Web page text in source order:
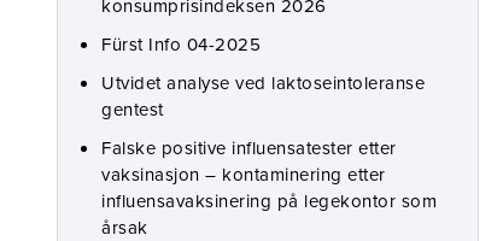
konsumprisindeksen 2026
Fürst Info 04-2025
Utvidet analyse ved laktoseintoleranse
gentest
Falske positive influensatester etter
vaksinasjon – kontaminering etter
influensavaksinering på legekontor som
årsak